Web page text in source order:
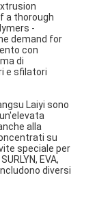
a thorough
-
demand for
con
di
e sfilatori
Laiyi sono
alla
su
speciale per
EVA,
diversi